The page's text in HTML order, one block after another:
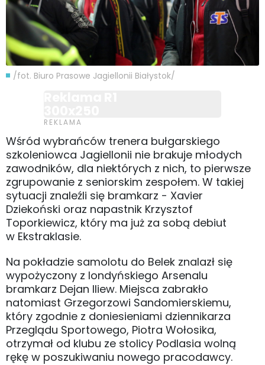
/fot. Biuro Prasowe Jagiellonii Białystok/
Wśród wybrańców trenera bułgarskiego
szkoleniowca Jagiellonii nie brakuje młodych
zawodników, dla niektórych z nich, to pierwsze
zgrupowanie z seniorskim zespołem. W takiej
sytuacji znaleźli się bramkarz - Xavier
Dziekoński oraz napastnik Krzysztof
Toporkiewicz, który ma już za sobą debiut
w Ekstraklasie.
Na pokładzie samolotu do Belek znalazł się
wypożyczony z londyńskiego Arsenalu
bramkarz Dejan Iliew. Miejsca zabrakło
natomiast Grzegorzowi Sandomierskiemu,
który zgodnie z doniesieniami dziennikarza
Przeglądu Sportowego, Piotra Wołosika,
otrzymał od klubu ze stolicy Podlasia wolną
rękę w poszukiwaniu nowego pracodawcy.